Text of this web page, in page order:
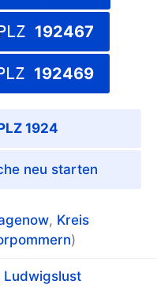
192467
192469
1924
, Kreis
)
Ludwigslust